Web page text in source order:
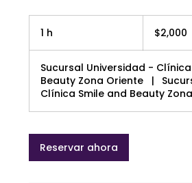
1 h
mexicanos
$2,000
Sucursal Universidad -
Beauty Zona Oriente
|
Clínica Smile and Beauty
Reservar ahora